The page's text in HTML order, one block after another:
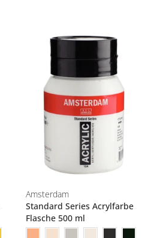
Amsterdam
Standard Series Acrylfarbe
Flasche 500 ml